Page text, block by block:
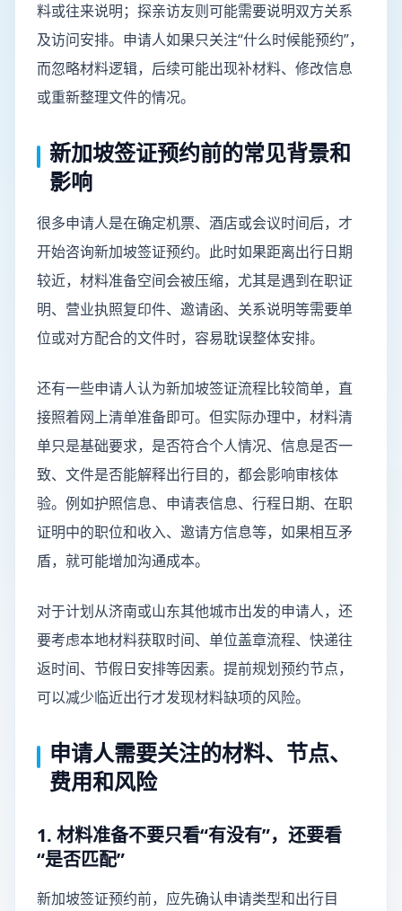
料或往来说明；探亲访友则可能需要说明双方关系
及访问安排。申请人如果只关注“什么时候能预约”，
而忽略材料逻辑，后续可能出现补材料、修改信息
或重新整理文件的情况。
新加坡签证预约前的常见背景和
影响
很多申请人是在确定机票、酒店或会议时间后，才
开始咨询新加坡签证预约。此时如果距离出行日期
较近，材料准备空间会被压缩，尤其是遇到在职证
明、营业执照复印件、邀请函、关系说明等需要单
位或对方配合的文件时，容易耽误整体安排。
还有一些申请人认为新加坡签证流程比较简单，直
接照着网上清单准备即可。但实际办理中，材料清
单只是基础要求，是否符合个人情况、信息是否一
致、文件是否能解释出行目的，都会影响审核体
验。例如护照信息、申请表信息、行程日期、在职
证明中的职位和收入、邀请方信息等，如果相互矛
盾，就可能增加沟通成本。
对于计划从济南或山东其他城市出发的申请人，还
要考虑本地材料获取时间、单位盖章流程、快递往
返时间、节假日安排等因素。提前规划预约节点，
可以减少临近出行才发现材料缺项的风险。
申请人需要关注的材料、节点、
费用和风险
1. 材料准备不要只看“有没有”，还要看
“是否匹配”
新加坡签证预约前，应先确认申请类型和出行目